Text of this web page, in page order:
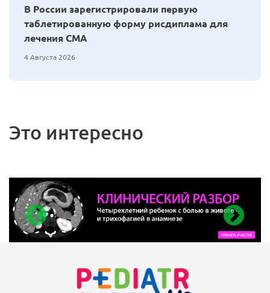
В России зарегистрировали первую
таблетированную форму рисдиплама для
лечения СМА
4 Августа 2026
Это интересно